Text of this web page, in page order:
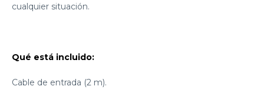
cualquier situación.
Qué está incluido:
Cable de entrada (2 m).